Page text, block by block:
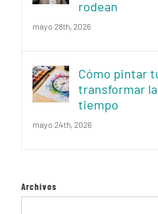
rodean
mayo 28th, 2026
Cómo pintar
transformar
tiempo
mayo 24th, 2026
Archivos